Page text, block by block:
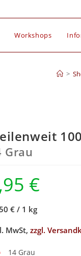
Workshops
>
Grau
€
€ / 1 kg
MwSt,zzgl.
14 Grau